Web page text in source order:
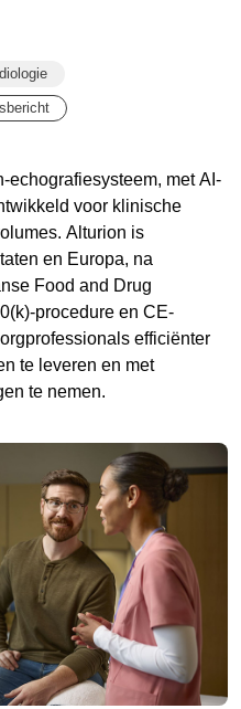
echografiesysteem, met AI-
voor klinische
Alturion is
en Europa, na
Food and Drug
procedure en CE-
efficiënter
te leveren en met
te nemen.